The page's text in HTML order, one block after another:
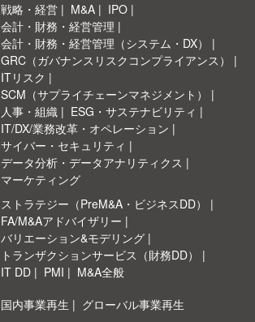
戦略・経営 M&A
IPO
会計・財務・経営管理
会計・財務・経営管理（システム・DX）
GRC（ガバナンスリスクコンプライアンス）
ITリスク
SCM（サプライチェーンマネジメント）
人事・組織
ESG・サステナビリティ
IT/DX/業務改革・オペレーション
サイバー・セキュリティ
データ分析・データアナリティクス
マーケティング
ストラテジー（PreM&A・ビジネスDD）
FA/M&Aアドバイザリー
バリエーション&モデリング
トランザクションサービス（財務DD）
IT DD
PMI
M&A全般
国内事業再生 グローバル事業再生